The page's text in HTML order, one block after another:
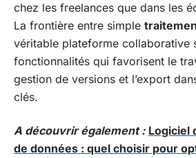
chez les freelances que dans les
La frontière entre simple
véritable plateforme collaborative
fonctionnalités qui favorisent le
gestion de versions et l’export
clés.
A découvrir également : Logiciel
de données : quel choisir pour